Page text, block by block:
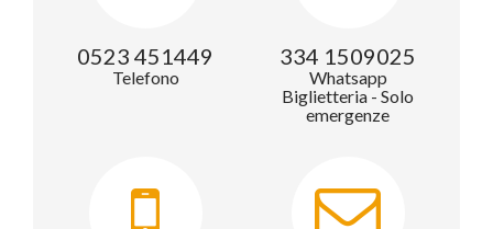
0523 451449
Telefono
334 1509025
Whatsapp
Biglietteria - Solo
emergenze